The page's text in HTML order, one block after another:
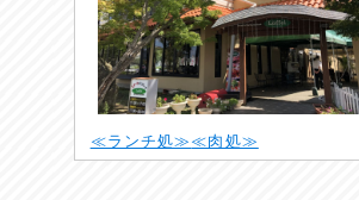
≪ランチ処≫ ≪肉処≫